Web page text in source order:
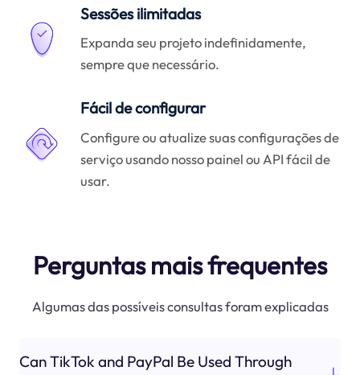
Sessões ilimitadas
Expanda seu projeto indefinidamente,
sempre que necessário.
Fácil de configurar
Configure ou atualize suas configurações de
serviço usando nosso painel ou API fácil de
usar.
Perguntas mais frequentes
Algumas das possíveis consultas foram explicadas
Can TikTok and PayPal Be Used Through